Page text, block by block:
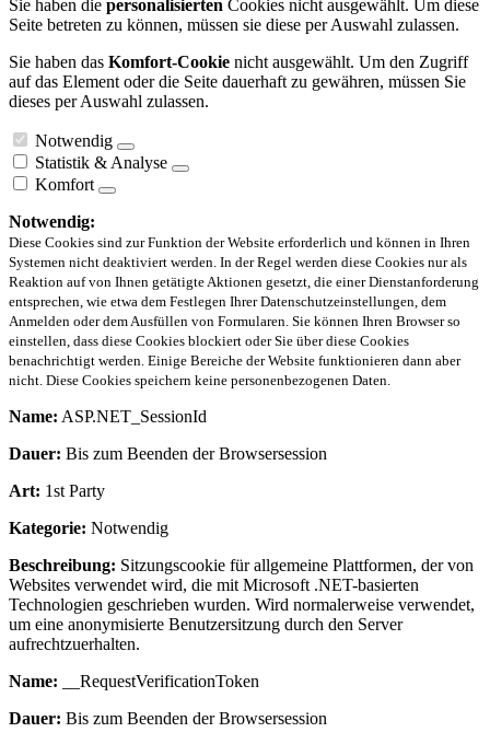
Sie haben die personalisierten Cookies nicht ausgewählt. Um diese
Seite betreten zu können, müssen sie diese per Auswahl zulassen.
Sie haben das Komfort-Cookie nicht ausgewählt. Um den Zugriff
auf das Element oder die Seite dauerhaft zu gewähren, müssen Sie
dieses per Auswahl zulassen.
Notwendig
Statistik & Analyse
Komfort
Notwendig:
Diese Cookies sind zur Funktion der Website erforderlich und können in Ihren
Systemen nicht deaktiviert werden. In der Regel werden diese Cookies nur als
Reaktion auf von Ihnen getätigte Aktionen gesetzt, die einer Dienstanforderung
entsprechen, wie etwa dem Festlegen Ihrer Datenschutzeinstellungen, dem
Anmelden oder dem Ausfüllen von Formularen. Sie können Ihren Browser so
einstellen, dass diese Cookies blockiert oder Sie über diese Cookies
benachrichtigt werden. Einige Bereiche der Website funktionieren dann aber
nicht. Diese Cookies speichern keine personenbezogenen Daten.
Name: ASP.NET_SessionId
Dauer: Bis zum Beenden der Browsersession
Art: 1st Party
Kategorie: Notwendig
Beschreibung: Sitzungscookie für allgemeine Plattformen, der von
Websites verwendet wird, die mit Microsoft .NET-basierten
Technologien geschrieben wurden. Wird normalerweise verwendet,
um eine anonymisierte Benutzersitzung durch den Server
aufrechtzuerhalten.
Name: __RequestVerificationToken
Dauer: Bis zum Beenden der Browsersession